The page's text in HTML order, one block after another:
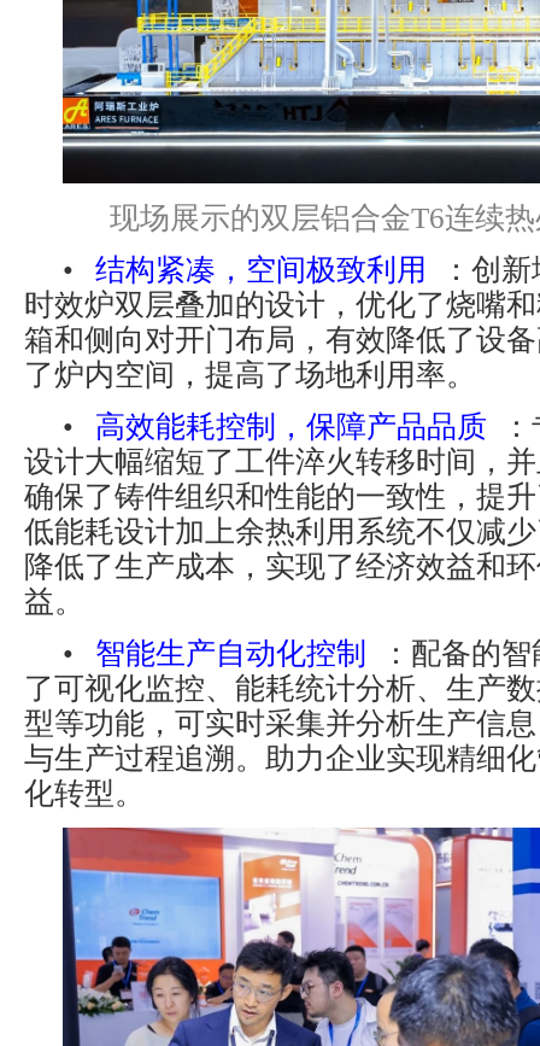
现场展示的双层铝合金T6连续
•
结构紧凑，空间极致利用
：创
时效炉双层叠加的设计，优化了烧嘴
箱和侧向对开门布局，有效降低了设
了炉内空间，提高了场地利用率。
•
高效能耗控制，保障产品品质
设计大幅缩短了工件淬火转移时间，
确保了铸件组织和性能的一致性，提
低能耗设计加上余热利用系统不仅减
降低了生产成本，实现了经济效益和
益。
•
智能生产自动化控制
：配备的
了可视化监控、能耗统计分析、生产
型等功能，可实时采集并分析生产信
与生产过程追溯。助力企业实现精细
化转型。